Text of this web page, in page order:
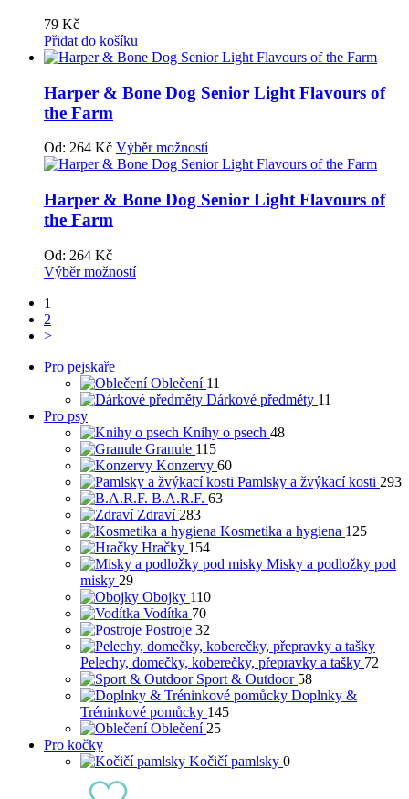
79 Kč
Přidat do košíku
Harper & Bone Dog Senior Light Flavours of
the Farm
Od: 264 Kč Výběr možností
Harper & Bone Dog Senior Light Flavours of
the Farm
Od: 264 Kč
Výběr možností
1
2
>
Pro pejskaře
Oblečení 11
Dárkové předměty 11
Pro psy
Knihy o psech 48
Granule 115
Konzervy 60
Pamlsky a žvýkací kosti 293
B.A.R.F. 63
Zdraví 283
Kosmetika a hygiena 125
Hračky 154
Misky a podložky pod
misky 29
Obojky 110
Vodítka 70
Postroje 32
Pelechy, domečky, koberečky, přepravky a tašky 72
Sport & Outdoor 58
Doplnky &
Tréninkové pomůcky 145
Oblečení 25
Pro kočky
Kočičí pamlsky 0